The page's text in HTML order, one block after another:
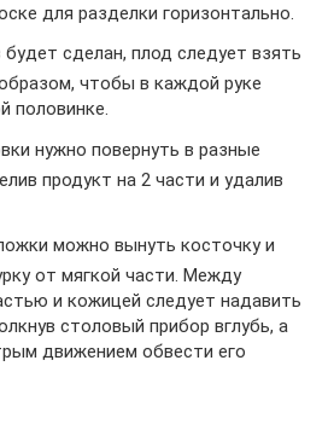
для разделки горизонтально.
сделан, плод следует взять
чтобы в каждой руке
половинке.
нужно повернуть в разные
продукт на 2 части и удалив
можно вынуть косточку и
от мягкой части. Между
и кожицей следует надавить
столовый прибор вглубь, а
движением обвести его